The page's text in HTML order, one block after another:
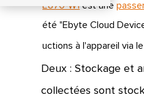
E870-W1est une
été "Ebyte Cloud
uctions à l'appareil via
Deux : Stockage et
collectées sont